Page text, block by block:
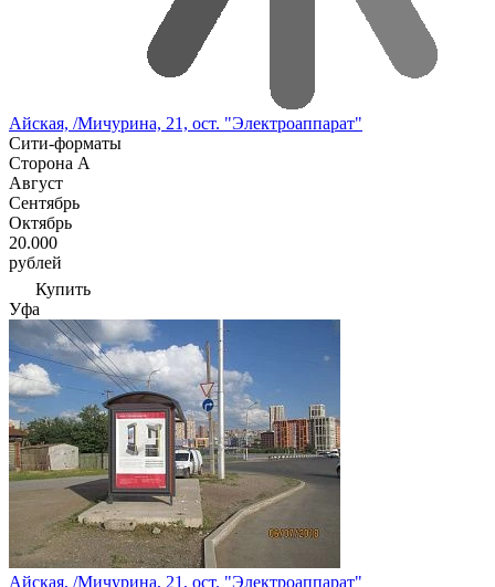
Айская, /Мичурина, 21, ост. "Электроаппарат"
Сити-форматы
Сторона А
Август
Сентябрь
Октябрь
20.000
рублей
Купить
Уфа
Айская, /Мичурина, 21, ост. "Электроаппарат"